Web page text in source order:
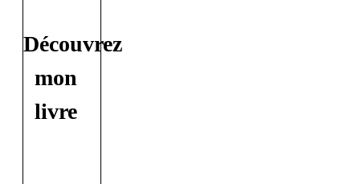
Découvrez
mon
livre